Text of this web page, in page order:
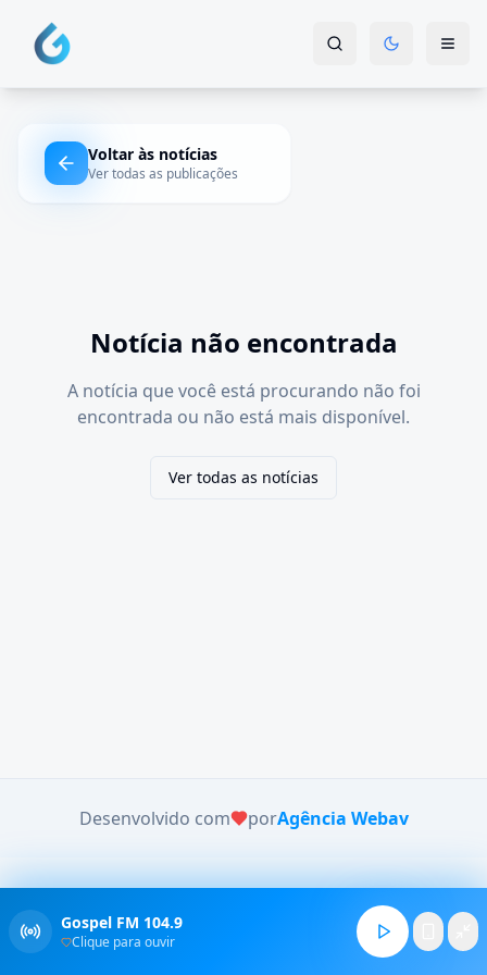
Voltar às notícias
Ver todas as publicações
Notícia não encontrada
A notícia que você está procurando não foi
encontrada ou não está mais disponível.
Ver todas as notícias
Desenvolvido com porAgência Webav
Gospel FM 104.9
Clique para ouvir